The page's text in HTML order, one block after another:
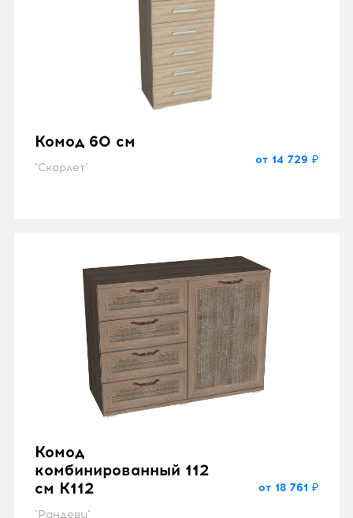
Комод 60 см
"Скарлет"
от 14 729 ₽
Комод
комбинированный 112
см K112
"Рандеву"
от 18 761 ₽